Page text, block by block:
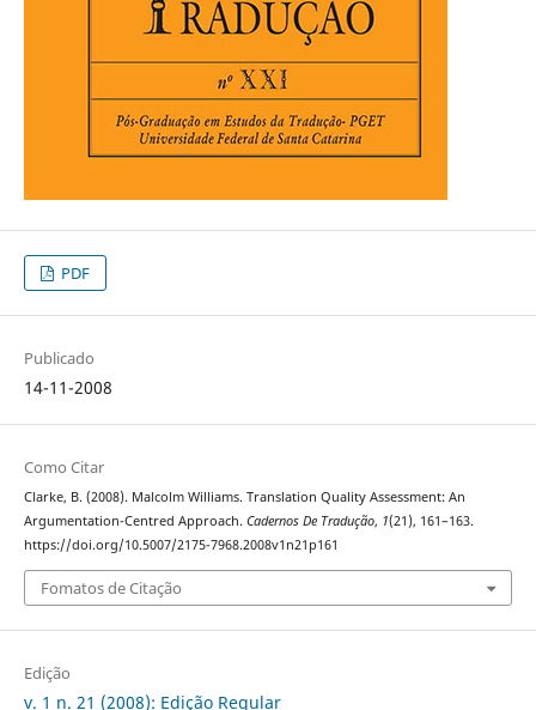
PDF
Publicado
14-11-2008
Como Citar
Clarke, B. (2008). Malcolm Williams. Translation Quality Assessment: An
Argumentation-Centred Approach. Cadernos De Tradução, 1(21), 161–163.
https://doi.org/10.5007/2175-7968.2008v1n21p161
Fomatos de Citação
Edição
v. 1 n. 21 (2008): Edição Regular